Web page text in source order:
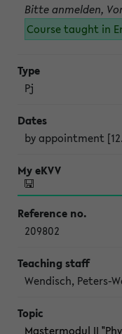
Bitte anmelden,
Course taught in
Pj
by appointment
209802
Wendisch, Peters-
Mastermodul II